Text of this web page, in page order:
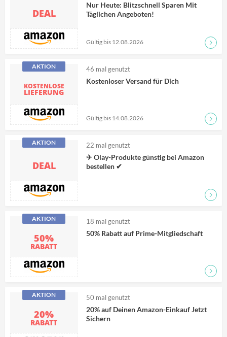
DEAL
Nur Heute: Blitzschnell Sparen Mit
Täglichen Angeboten!
Gültig bis 12.08.2026 Zum
KOSTENLOSE
LIEFERUNG
AKTION 46 mal genutzt
Kostenloser Versand für Dich
Gültig bis 14.08.2026 Zum
DEAL
AKTION 22 mal genutzt
✈ Olay-Produkte günstig bei Amazon
bestellen ✔
Zum
50%
RABATT
AKTION 18 mal genutzt
50% Rabatt auf Prime-Mitgliedschaft
Zum
20%
RABATT
AKTION 50 mal genutzt
20% auf Deinen Amazon-Einkauf Jetzt
Sichern